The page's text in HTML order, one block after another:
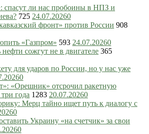
ли нас пробоины в НПЗ и
725 24.07.20260
фронт» против России 908
«Газпром» 593 24.07.20260
сожгут не в двигателе 365
для ударов по России, но у нас уже
0
«Орешник» отсрочил ракетную
года 1283 20.07.20260
Мерц тайно ищет путь к диалогу с
0
Украину «на счетчик» за свои
0